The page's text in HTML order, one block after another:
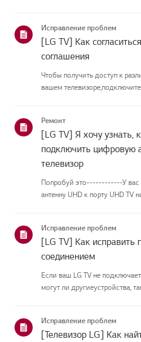
руководство создано...
Исправление проблем
[LG TV] Как
соглашения
Чтобы получить доступ к
вашем
вашеготелевизора и ...
Ремонт
[LG TV] Я хочу узнать,
подключить цифровую
телевизор
Попробуй это------------У вас
антенну UHD к порту UHD TV
принимать UHD-сигн...
Исправление проблем
[LG TV] Как исправить
соединением
Если ваш LG TV не
могут ли другиеустройства,
Исправление проблем
[Телевизор LG] Как